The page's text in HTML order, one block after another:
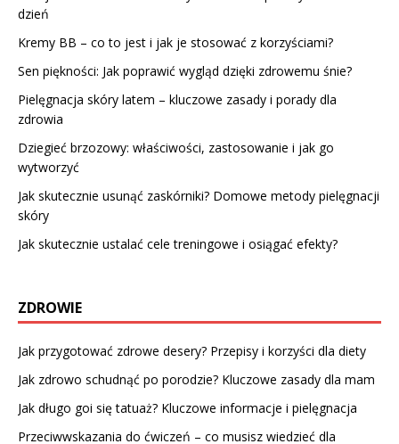
dzień
Kremy BB – co to jest i jak je stosować z korzyściami?
Sen piękności: Jak poprawić wygląd dzięki zdrowemu śnie?
Pielęgnacja skóry latem – kluczowe zasady i porady dla
zdrowia
Dziegieć brzozowy: właściwości, zastosowanie i jak go
wytworzyć
Jak skutecznie usunąć zaskórniki? Domowe metody pielęgnacji
skóry
Jak skutecznie ustalać cele treningowe i osiągać efekty?
ZDROWIE
Jak przygotować zdrowe desery? Przepisy i korzyści dla diety
Jak zdrowo schudnąć po porodzie? Kluczowe zasady dla mam
Jak długo goi się tatuaż? Kluczowe informacje i pielęgnacja
Przeciwwskazania do ćwiczeń – co musisz wiedzieć dla